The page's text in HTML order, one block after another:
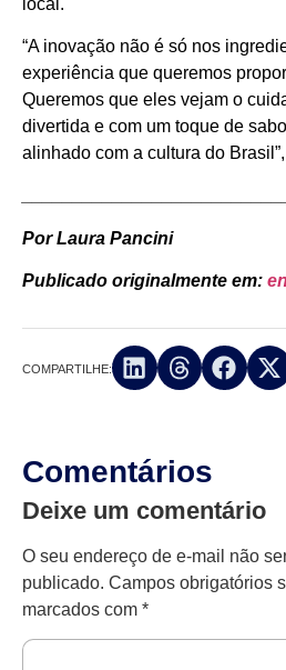
“A inovação não é só nos
experiência que queremos
Queremos que eles vejam o
divertida e com um toque de
alinhado com a cultura do
Por Laura Pancini
Publicado originalmente em:
COMPARTILHE:
Comentários
Deixe um comentário
O seu endereço de e-mail não
publicado. Campos obrigatórios
marcados com *